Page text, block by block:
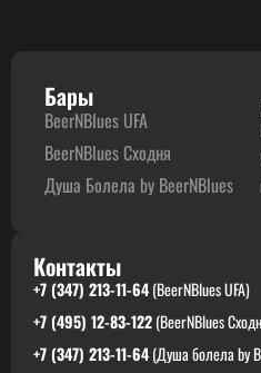
Бары
BeerNBlues UFA
BeerNBlues Сходня
Душа Болела by BeerNBlues
Контакты
+7 (347) 213-11-64(BeerNBlues UFA)
+7 (495) 12-83-122(BeerNBlues
+7 (347) 213-11-64(Душа болела by